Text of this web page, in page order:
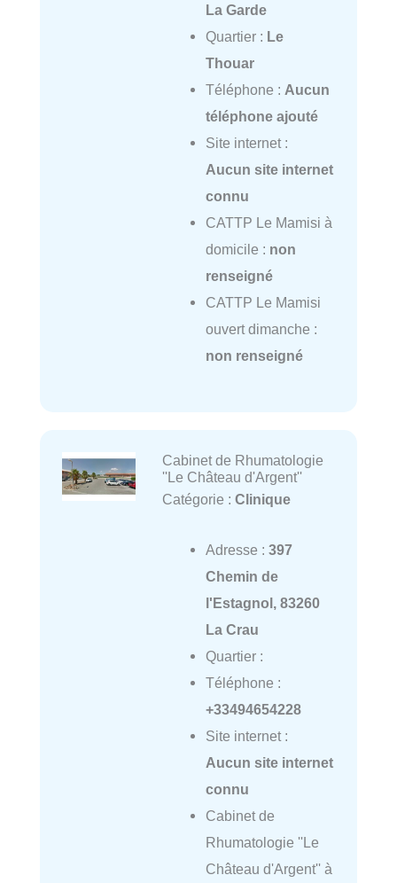
La Garde
Quartier : Le
Thouar
Téléphone : Aucun
téléphone ajouté
Site internet :
Aucun site internet
connu
CATTP Le Mamisi à
domicile : non
renseigné
CATTP Le Mamisi
ouvert dimanche :
non renseigné
Cabinet de Rhumatologie
''Le Château d'Argent''
Catégorie : Clinique
Adresse : 397
Chemin de
l'Estagnol, 83260
La Crau
Quartier :
Téléphone :
+33494654228
Site internet :
Aucun site internet
connu
Cabinet de
Rhumatologie ''Le
Château d'Argent'' à